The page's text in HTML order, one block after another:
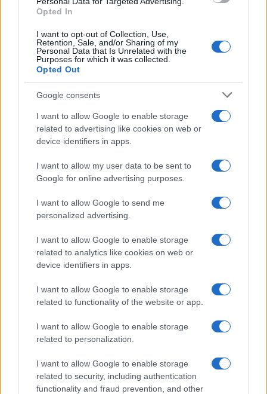
Opted In
I want to opt-out of Collection, Use,
Retention, Sale, and/or Sharing of my
Personal Data that Is Unrelated with the
Purposes for which it was collected.
Opted Out
Google consents
I want to allow Google to enable storage
related to advertising like cookies on web or
device identifiers in apps.
I want to allow my user data to be sent to
Google for online advertising purposes.
I want to allow Google to send me
personalized advertising.
I want to allow Google to enable storage
related to analytics like cookies on web or
device identifiers in apps.
I want to allow Google to enable storage
related to functionality of the website or app.
I want to allow Google to enable storage
related to personalization.
I want to allow Google to enable storage
related to security, including authentication
functionality and fraud prevention, and other
emergenza. E soprattutto, come possiamo ricostruire
svaniti nella violenza e nell’anarchia.
La domanda che resta aperta è: siamo disposti a
guardare in faccia la realtà e a mobilitarci per
cambiare le cose, o continueremo a subire il degrado
della società?
Precedente
Rifiuti e omicidio:
degrado sociale
Certificati falsi,
assenteismo e
cartellini: la
amministrazione a
giovani Omicidio violenza